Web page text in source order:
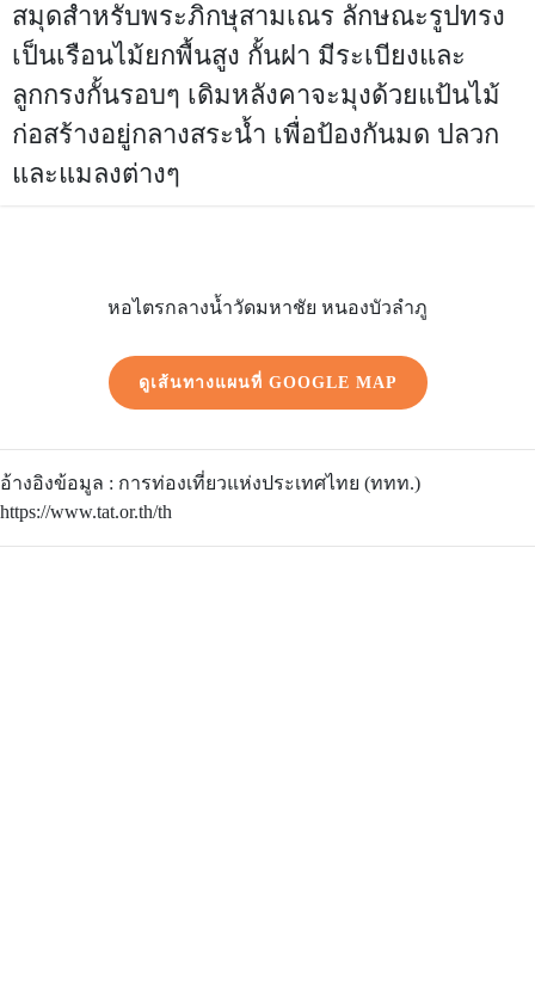
สมุดสำหรับพระภิกษุสามเณร ลักษณะรูปทรง
เป็นเรือนไม้ยกพื้นสูง กั้นฝา มีระเบียงและ
ลูกกรงกั้นรอบๆ เดิมหลังคาจะมุงด้วยแป้นไม้
ก่อสร้างอยู่กลางสระน้ำ เพื่อป้องกันมด ปลวก
และแมลงต่างๆ
หอไตรกลางน้ำวัดมหาชัย หนองบัวลำภู
ดูเส้นทางแผนที่ GOOGLE MAP
อ้างอิงข้อมูล : การท่องเที่ยวแห่งประเทศไทย (ททท.)
https://www.tat.or.th/th